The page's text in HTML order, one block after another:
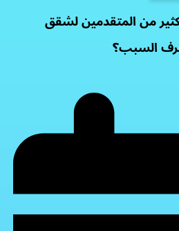
من المتقدمين لشقق
السبب؟